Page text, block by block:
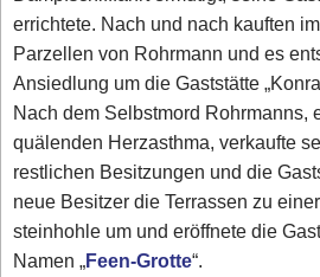
errichtete. Nach und nach kauften
Parzellen von Rohrmann und es
Ansiedlung um die Gaststätte
Nach dem Selbstmord Rohrmanns,
quälenden Herzasthma, verkaufte
restlichen Besitzungen und die
neue Besitzer die Terrassen zu
steinhohle um und eröffnete die
Namen „Feen-Grotte“.